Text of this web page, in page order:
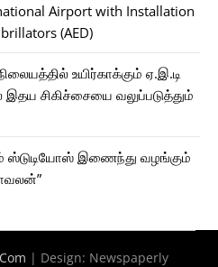
Airport with Installation
(AED)
உயிர்காக்கும் ஏ.இ.டி
இதய சிகிச்சையை வலுப்படுத்தும்
ஸ்டுடியோஸ் இணைந்து வழங்கும்
| Design: Newspaperly